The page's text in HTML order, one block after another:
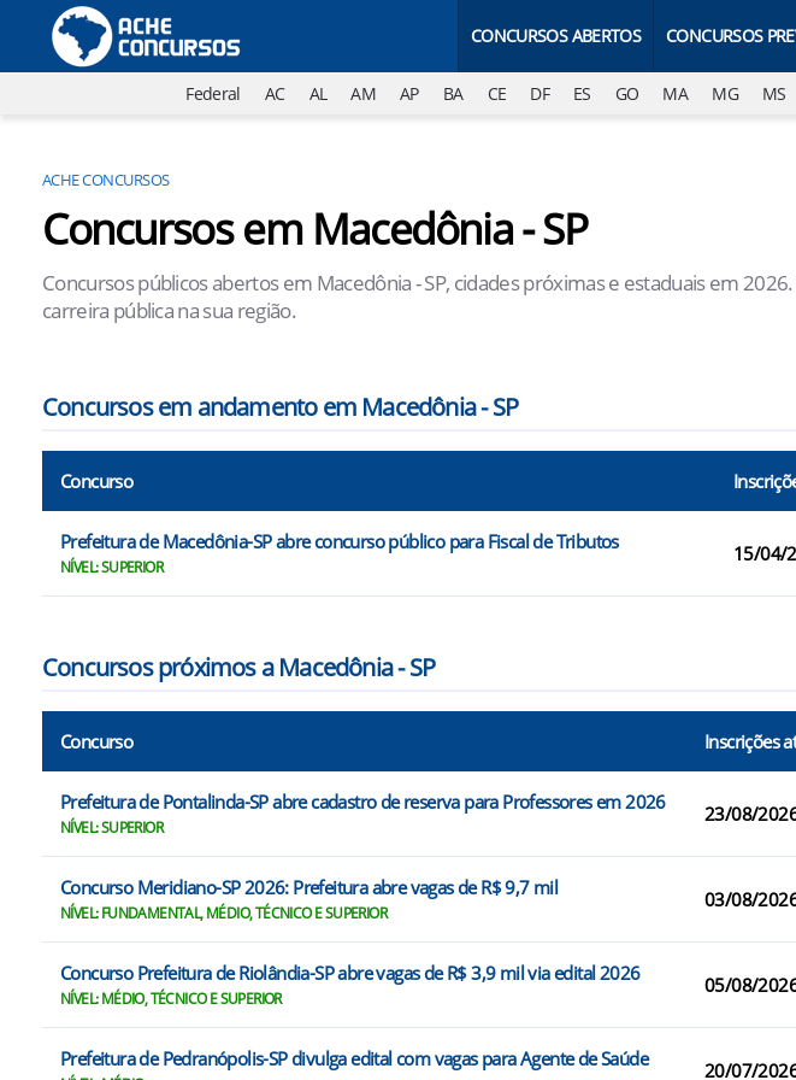
CONCURSOS ABERTOS CONCURSOS
Federal AC AL AM AP BA CE DF ES GO MA MG MS
ACHE CONCURSOS
Concursos em Macedônia - SP
Concursos públicos abertos em Macedônia - SP, cidades próximas e estaduais em
carreira pública na sua região.
Concursos em andamento em Macedônia - SP
Concurso
Prefeitura de Macedônia-SP abre concurso público para Fiscal de Tributos
NÍVEL: SUPERIOR
15/04/
Concursos próximos a Macedônia - SP
Concurso Inscrições
Prefeitura de Pontalinda-SP abre cadastro de reserva para Professores em 2026
NÍVEL: SUPERIOR
23/08/
Concurso Meridiano-SP 2026: Prefeitura abre vagas de R$ 9,7 mil
NÍVEL: FUNDAMENTAL, MÉDIO, TÉCNICO E SUPERIOR
03/08/
Concurso Prefeitura de Riolândia-SP abre vagas de R$ 3,9 mil via edital 2026
NÍVEL: MÉDIO, TÉCNICO E SUPERIOR
05/08/
Prefeitura de Pedranópolis-SP divulga edital com vagas para Agente de Saúde 20/07/